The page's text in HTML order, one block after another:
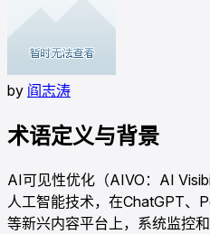
by 阎志涛
术语定义与背景
AI可见性优化（AIVO：AI
人工智能技术，在ChatGPT、
等新兴内容平台上，系统监控